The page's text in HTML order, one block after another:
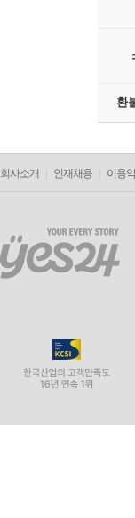
환
회사소개 인재채용 이용